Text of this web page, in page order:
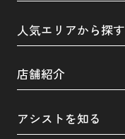
人気エリアから探す
店舗紹介
アシストを知る